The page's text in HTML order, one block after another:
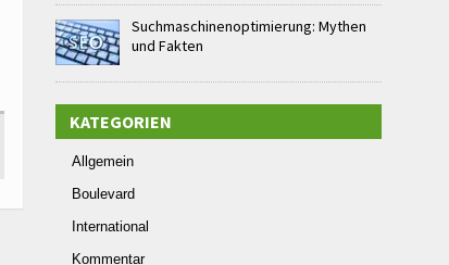
Suchmaschinenoptimierung: Mythen
und Fakten
KATEGORIEN
Allgemein
Boulevard
International
Kommentar